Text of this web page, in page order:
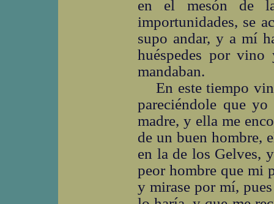
en el mesón de
importunidades, se
supo andar, y a mí
huéspedes por
mandaban.
En este tiempo
pareciéndole que
madre, y ella me
de un buen hombre,
en la de los Gelves,
peor hombre que mi
y mirase por mí,